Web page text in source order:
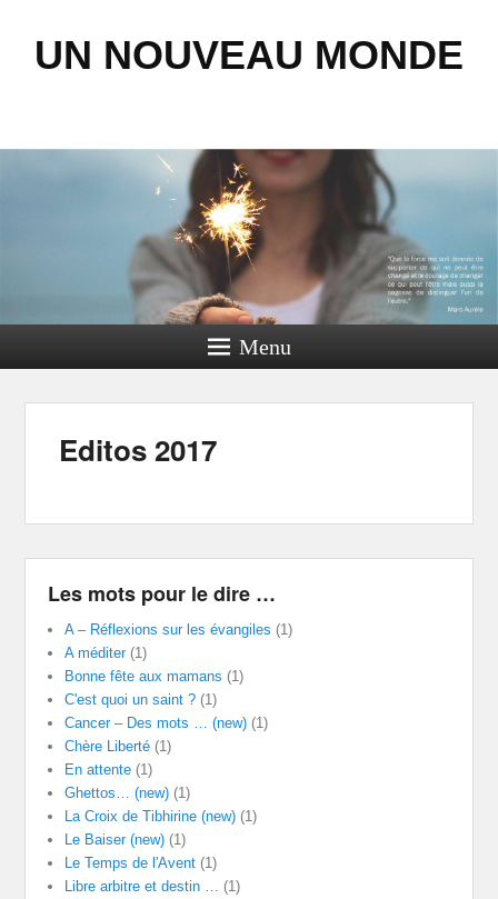
UN NOUVEAU MONDE
Menu
Editos 2017
Les mots pour le dire …
A – Réflexions sur les évangiles (1)
A méditer(1)
Bonne fête aux mamans (1)
C'est quoi un saint ? (1)
Cancer – Des mots … (new) (1)
Chère Liberté (1)
En attente (1)
Ghettos… (new) (1)
La Croix de Tibhirine (new) (1)
Le Baiser (new) (1)
Le Temps de l'Avent (1)
Libre arbitre et destin …
(1)